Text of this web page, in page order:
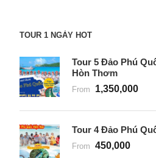
TOUR 1 NGÀY HOT
Tour 5 Đảo Phú
Hòn Thơm
From 1,350,000
Tour 4 Đảo Phú
From 450,000